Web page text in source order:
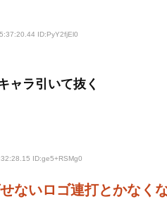
ID:PyY2fjEl0
ャラ引いて抜く
ID:ge5+RSMg0
ないロゴ連打とかなく